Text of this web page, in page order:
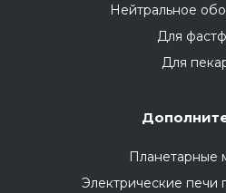
Нейтральное
Для
Для
Планетарные
Электрические